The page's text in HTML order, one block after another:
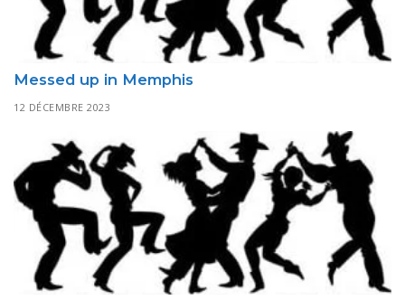
Messed up in Memphis
12 DÉCEMBRE 2023